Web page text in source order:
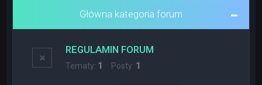
Główna kategoria forum
REGULAMIN FORUM
Tematy: 1 Posty: 1